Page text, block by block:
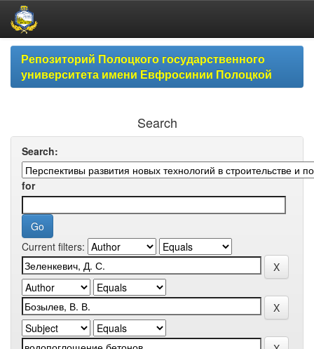
Skip
navigationРепозиторий Полоцкого государственного
университета имени Евфросинии Полоцкой
Search
Search:
for
Current filters: